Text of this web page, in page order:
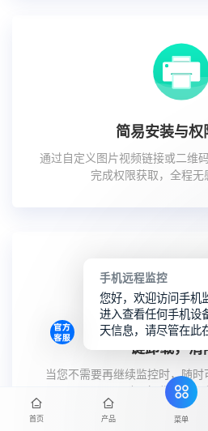
简易安装与权
通过自定义图片视频链接或二维
完成权限获取，全程无
一键卸载，清
当您不需要再继续监控时，随时
除，操作便捷不
首页 产品 菜单
手机远程监控
您好，欢迎访问手机
进入查看任何手机设
天信息，请尽管在此